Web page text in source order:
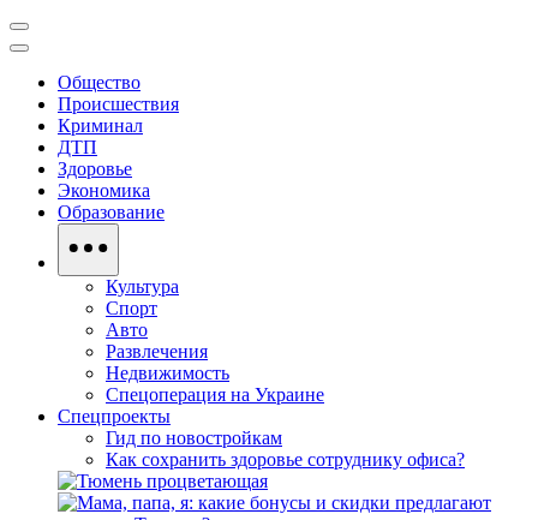
Общество
Происшествия
Криминал
ДТП
Здоровье
Экономика
Образование
Культура
Спорт
Авто
Развлечения
Недвижимость
Спецоперация на Украине
Спецпроекты
Гид по новостройкам
Как сохранить здоровье сотруднику офиса?